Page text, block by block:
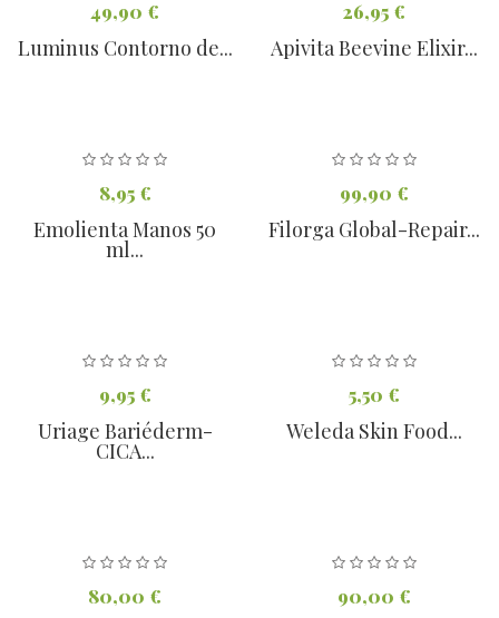
49,90 €
Luminus Contorno de...
26,95 €
Apivita Beevine Elixir...
8,95 €
Emolienta Manos 50
ml...
99,90 €
Filorga Global-Repair...
9,95 €
Uriage Bariéderm-
CICA...
5,50 €
Weleda Skin Food...
80,00 € 90,00 €